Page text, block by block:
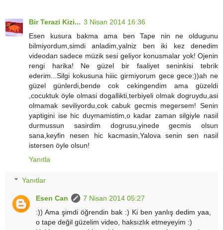
Bir Terazi Kizi... 3 Nisan 2014 16:36
Esen kusura bakma ama ben Tape nin ne oldugunu
bilmiyordum,simdi anladim,yalniz ben iki kez denedim
videodan sadece müzik sesi geliyor konusmalar yok! Ojenin
rengi harika! Ne güzel bir faaliyet seninkisi tebrik
ederim...Silgi kokusuna hiiic girmiyorum gece gece:))ah ne
güzel günlerdi,bende cok cekingendim ama güzeldi
,cocuktuk öyle olmasi dogallikti,terbiyeli olmak dogruydu,asi
olmamak seviliyordu,cok cabuk gecmis megersem! Senin
yaptigini ise hic duymamistim,o kadar zaman silgiyle nasil
durmussun sasirdim dogrusu,yinede gecmis olsun
sana,keyfin nesen hic kacmasin,Yalova senin sen nasil
istersen öyle olsun!
Yanıtla
Yanıtlar
Esen Can
7 Nisan 2014 05:27
:)) Ama şimdi öğrendin bak :) Ki ben yanlış dedim yaa,
o tape değil güzelim video, haksızlık etmeyeyim :)